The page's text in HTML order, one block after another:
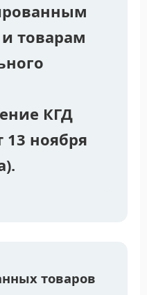
товарам
КГД
ноября
товаров